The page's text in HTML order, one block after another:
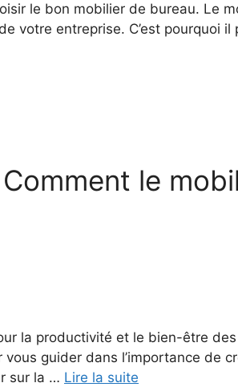
le bon mobilier de bureau. Le
votre entreprise. C’est pourquoi il
Comment le
la productivité et le bien-être des
guider dans l’importance de
sur la … Lire la suite